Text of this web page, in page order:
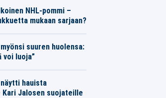
NHL-pommi –
mukaan sarjaan?
suuren huolensa:
voi luoja”
hauista
Kari Jalosen suojateille